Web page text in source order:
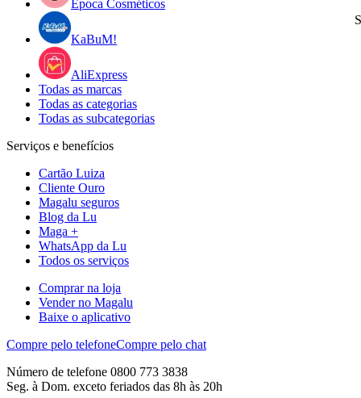
Epoca Cosméticos
KaBuM!
AliExpress
Todas as marcas
Todas as categorias
Todas as subcategorias
Serviços e benefícios
Cartão Luiza
Cliente Ouro
Magalu seguros
Blog da Lu
Maga +
WhatsApp da Lu
Todos os serviços
Comprar na loja
Vender no Magalu
Baixe o aplicativo
Compre pelo telefoneCompre pelo chat
Número de telefone 0800 773 3838
Seg. à Dom. exceto feriados das 8h às 20h